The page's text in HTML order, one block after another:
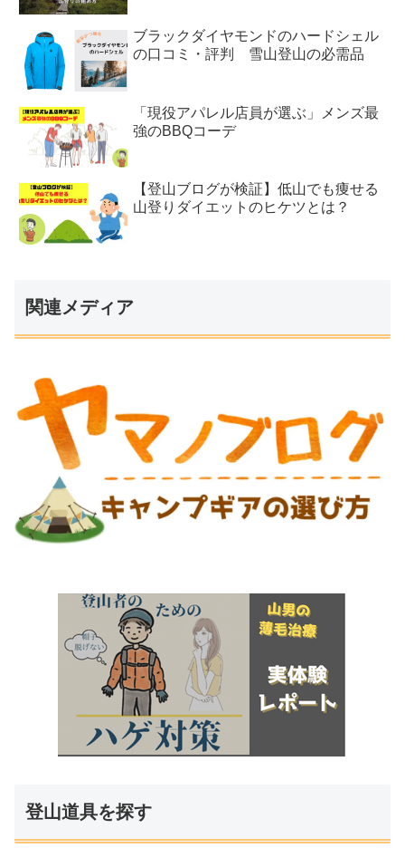
ブラックダイヤモンドのハードシェル
の口コミ・評判 雪山登山の必需品
「現役アパレル店員が選ぶ」メンズ最
強のBBQコーデ
【登山ブログが検証】低山でも痩せる
山登りダイエットのヒケツとは？
関連メディア
登山道具を探す